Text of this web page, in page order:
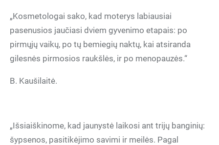
„Kosmetologai sako, kad moterys labiausiai
pasenusios jaučiasi dviem gyvenimo etapais: po
pirmųjų vaikų, po tų bemiegių naktų, kai atsiranda
gilesnės pirmosios raukšlės, ir po menopauzės.“
B. Kaušilaitė.
„Išsiaiškinome, kad jaunystė laikosi ant trijų banginių:
šypsenos, pasitikėjimo savimi ir meilės. Pagal